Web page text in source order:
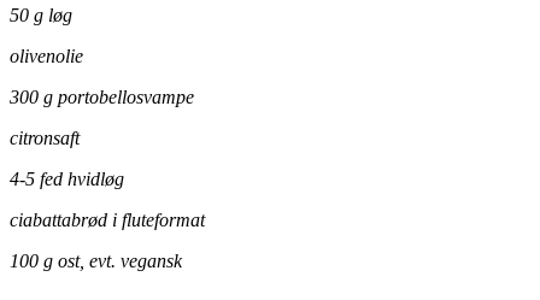
50 g løg
olivenolie
300 g portobellosvampe
citronsaft
4-5 fed hvidløg
ciabattabrød i fluteformat
100 g ost, evt. vegansk